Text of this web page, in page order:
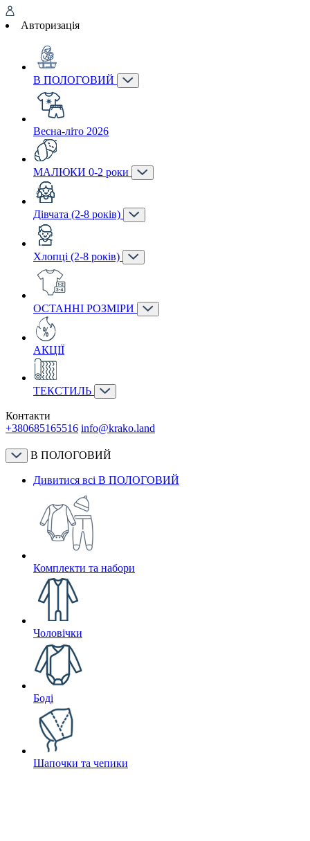
Авторизація
В ПОЛОГОВИЙ
Весна-літо 2026
МАЛЮКИ 0-2 роки
Дівчата (2-8 років)
Хлопці (2-8 років)
ОСТАННІ РОЗМІРИ
АКЦІЇ
ТЕКСТИЛЬ
Контакти
+380685165516 info@krako.land
В ПОЛОГОВИЙ
Дивитися всі В ПОЛОГОВИЙ
Комплекти та набори
Чоловічки
Боді
Шапочки та чепики